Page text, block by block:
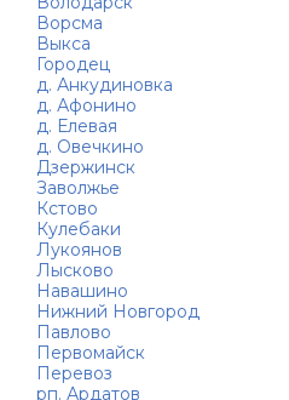
Ворсма
Выкса
Городец
д. Анкудиновка
д. Афонино
д. Елевая
д. Овечкино
Дзержинск
Заволжье
Кстово
Кулебаки
Лукоянов
Лысково
Навашино
Нижний Новгород
Павлово
Первомайск
Перевоз
рп. Ардатов